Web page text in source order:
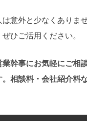
意外と少なくありませ
ひご活用ください。
幹事にお気軽にご相
相談料・会社紹介料